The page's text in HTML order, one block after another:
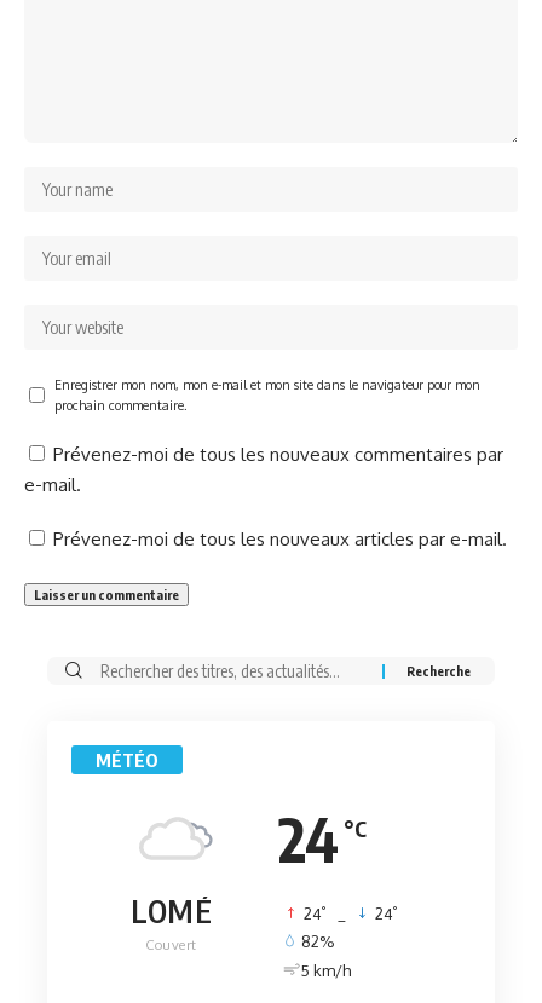
Enregistrer mon nom, mon e-mail et mon site dans le navigateur pour mon
prochain commentaire.
Prévenez-moi de tous les nouveaux commentaires par
e-mail.
Prévenez-moi de tous les nouveaux articles par e-mail.
Rechercher:
MÉTÉO
24 °C
LOMÉ
Couvert
24° 24°
82%
5 km/h